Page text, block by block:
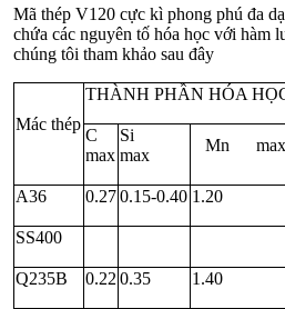
Mã thép V120 cực kì phong phú đa
chứa các nguyên tố hóa học với hàm
chúng tôi tham khảo sau đây
Mác thép
THÀNH PHẦN HÓA
C
max
Si
max
Mn max
A36 0.270.15-0.40 1.20
SS400
Q235B 0.22 0.35 1.40